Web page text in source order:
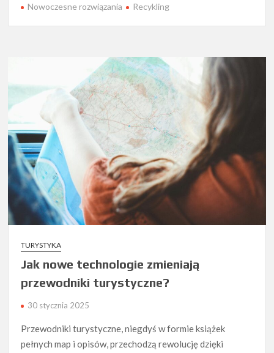
Nowoczesne rozwiązania
Recykling
TURYSTYKA
Jak nowe technologie zmieniają
przewodniki turystyczne?
30 stycznia 2025
Przewodniki turystyczne, niegdyś w formie książek
pełnych map i opisów, przechodzą rewolucję dzięki